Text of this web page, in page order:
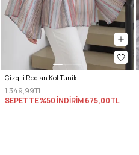
Çizgili Reglan Kol Tunik 260203 - MAVİ
1.349,99TL
SEPETTE %50 İNDİRİM675,00TL